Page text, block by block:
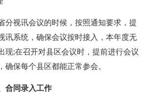
分视讯会议的时候，按照通知要求，提
讯系统，确保会议按时接入，本年度无
现;在召开对县区会议时，提前进行会议
确保每个县区都能正常参会。
合同录入工作